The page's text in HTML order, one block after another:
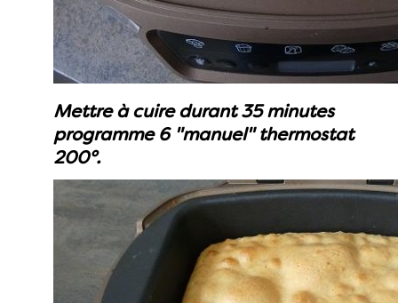
Mettre à cuire durant 35 minutes
programme 6 "manuel" thermostat
200°.